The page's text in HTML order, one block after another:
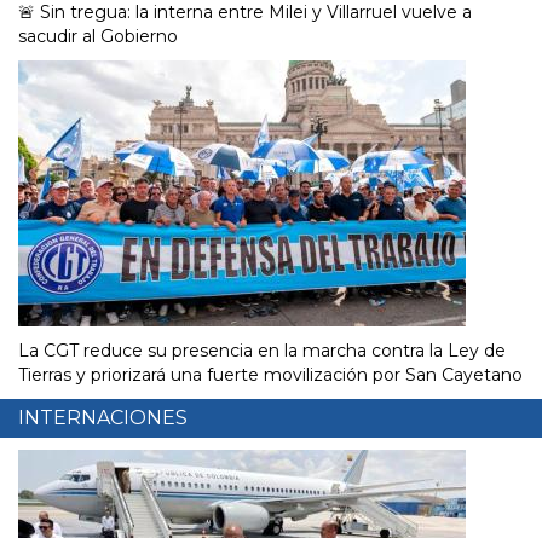
🚨 Sin tregua: la interna entre Milei y Villarruel vuelve a
sacudir al Gobierno
La CGT reduce su presencia en la marcha contra la Ley de
Tierras y priorizará una fuerte movilización por San Cayetano
INTERNACIONES